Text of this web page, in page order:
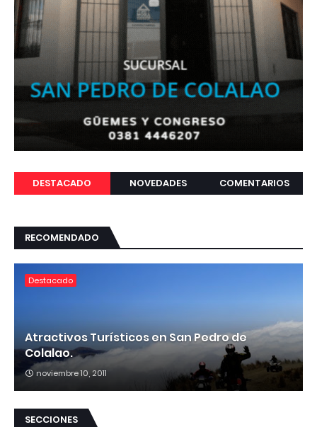
DESTACADO NOVEDADES COMENTARIOS
RECOMENDADO
Destacado
Atractivos Turísticos en San Pedro de
Colalao.
noviembre 10, 2011
SECCIONES